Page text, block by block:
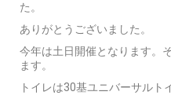
た。
ありがとうございました。
今年は土日開催となります。
ます。
トイレは30基ユニバーサルト